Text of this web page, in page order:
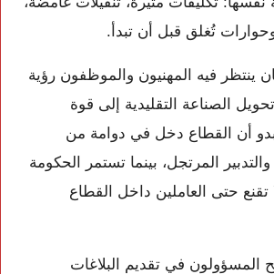
تُغلق قبل أن تبدأ.
ينتظر فيه المهنيون والموظفون رؤية
الصناعة التقليدية إلى قوة
يبدو أن القطاع دخل في دوامة من
المرتجل، بينما تستمر الحكومة
حتى العاملين داخل القطاع
المسؤولون في تقديم البلاغات